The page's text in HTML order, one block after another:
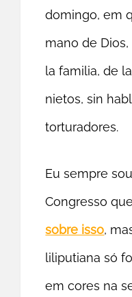
domingo, em
mano de
la familia, de
nietos, sin
torturadores.
Eu sempre
Congresso
sobre isso,
liliputiana só
em cores na